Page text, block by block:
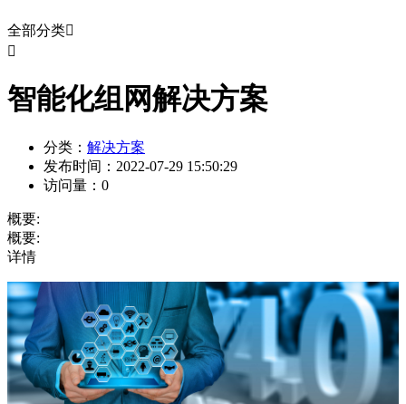
全部分类

智能化组网解决方案
分类： 解决方案
发布时间： 2022-07-29 15:50:29
访问量： 0
概要:
概要:
详情